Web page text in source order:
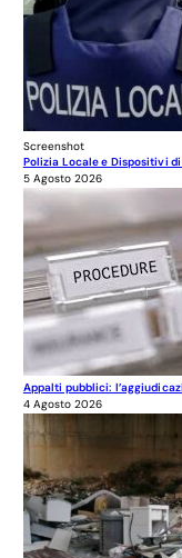
Screenshot
Polizia Locale e Dispositivi
5 Agosto 2026
Appalti pubblici:
4 Agosto 2026